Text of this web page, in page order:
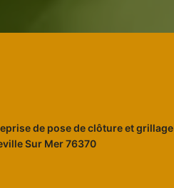
de pose de clôture et grillage
Sur Mer 76370